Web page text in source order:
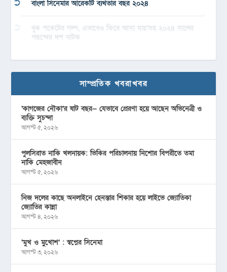
বাংলা সিনেমার আরেকটি ব্যর্থতার বছর ২০২৪
বুক পকেটের গল্প, এভাবেও ফিরে আসা যায়’সহ ২০২৪ সালের
পছন্দের দশ নাটক
সাম্প্রতিক খবরাখবর
‘কাগজের নৌকা’র ষাট বছর— যেভাবে প্রেরণা হয়ে আছেন অভিনেত্রী ও
ব্যক্তি সুচন্দা
আগস্ট ৫, ২০২৬
পুলসিরাত নাকি খলনায়ক: ভিকির পরিচালনায় নিশোর বিপরীতে তমা
নাকি মেহজাবীন
আগস্ট ৫, ২০২৬
নিজ দলের কাছে অনলাইনে হেনস্তার শিকার হয়ে লাইভে জ্যোতিকা
জ্যোতির কান্না
আগস্ট ৪, ২০২৬
‘মুখ ও মু্খোশ’ : স্বপ্নের সিনেমা
আগস্ট ৩, ২০২৬